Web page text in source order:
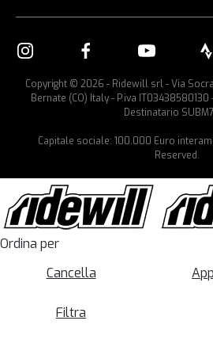
Copyright © 2026 - Ridewill srl - Via
Bernate (CO) Italy - P.iva IT03438580130
Destinatario
Capitale sociale: 100.000 Euro
Reserved.
Ordina per
Cancella
Filtra